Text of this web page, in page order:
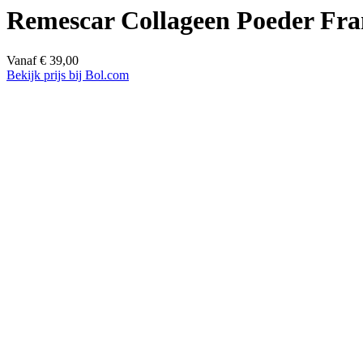
Remescar Collageen Poeder
Vanaf € 39,00
Bekijk prijs bij Bol.com